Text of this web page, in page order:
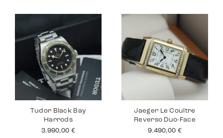
Tudor Black Bay
Harrods
3.990,00 €
Jaeger Le Coultre
Reverso Duo-Face
9.490,00 €